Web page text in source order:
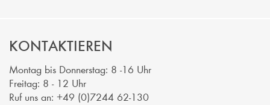
KONTAKTIEREN
Montag bis Donnerstag: 8 -16 Uhr
Freitag: 8 - 12 Uhr
Ruf uns an: +49 (0)7244 62-130